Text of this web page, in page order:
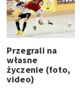
Przegrali na
własne
życzenie (foto,
video)